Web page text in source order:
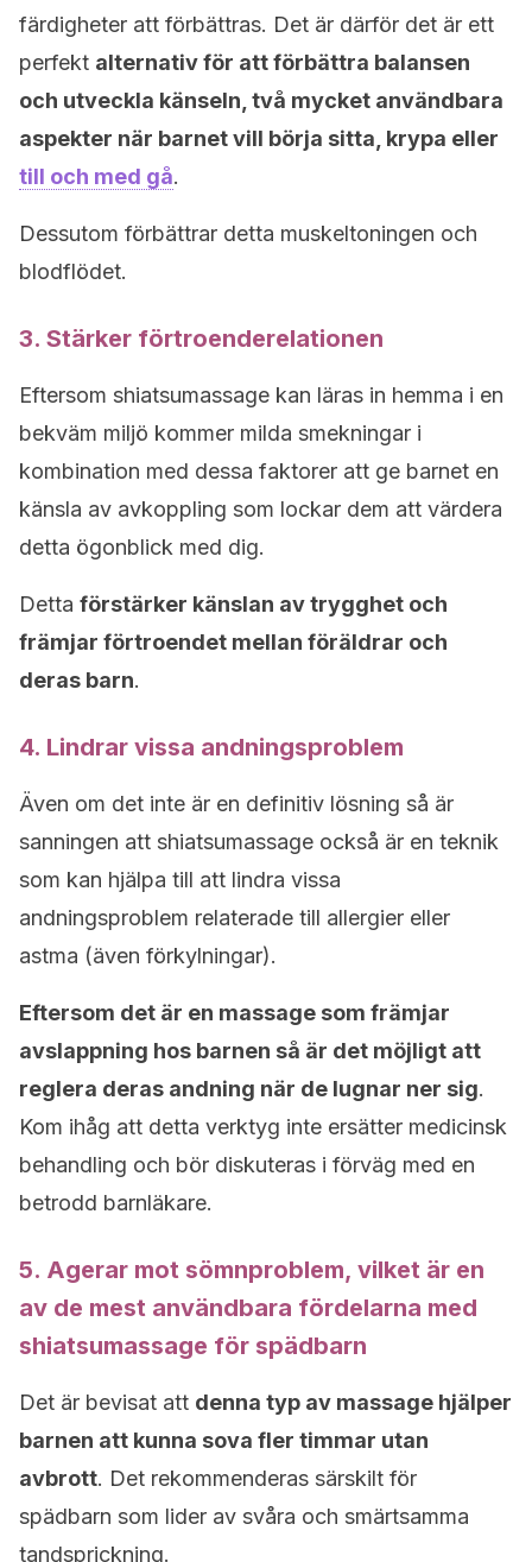
färdigheter att förbättras. Det är därför det är ett
perfekt alternativ för att förbättra balansen
och utveckla känseln, två mycket användbara
aspekter när barnet vill börja sitta, krypa eller
till och med gå.
Dessutom förbättrar detta muskeltoningen och
blodflödet.
3. Stärker förtroenderelationen
Eftersom shiatsumassage kan läras in hemma i en
bekväm miljö kommer milda smekningar i
kombination med dessa faktorer att ge barnet en
känsla av avkoppling som lockar dem att värdera
detta ögonblick med dig.
Detta förstärker känslan av trygghet och
främjar förtroendet mellan föräldrar och
deras barn.
4. Lindrar vissa andningsproblem
Även om det inte är en definitiv lösning så är
sanningen att shiatsumassage också är en teknik
som kan hjälpa till att lindra vissa
andningsproblem relaterade till allergier eller
astma (även förkylningar).
Eftersom det är en massage som främjar
avslappning hos barnen så är det möjligt att
reglera deras andning när de lugnar ner sig.
Kom ihåg att detta verktyg inte ersätter medicinsk
behandling och bör diskuteras i förväg med en
betrodd barnläkare.
5. Agerar mot sömnproblem, vilket är en
av de mest användbara fördelarna med
shiatsumassage för spädbarn
Det är bevisat att denna typ av massage hjälper
barnen att kunna sova fler timmar utan
avbrott. Det rekommenderas särskilt för
spädbarn som lider av svåra och smärtsamma
tandsprickning.